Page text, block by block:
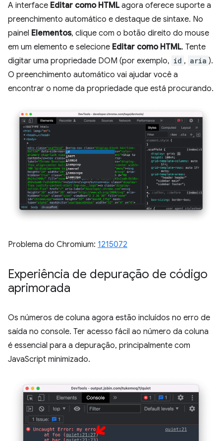
A interface Editar como HTMLagora oferece suporte a
preenchimento automático e destaque de sintaxe. No
painel Elementos, clique com o botão direito do mouse
em um elemento e selecione Editar como HTML. Tente
digitar uma propriedade DOM (por exemplo, id , aria ).
O preenchimento automático vai ajudar você a
encontrar o nome da propriedade que está procurando.
Problema do Chromium: 1215072
Experiência de depuração de código
aprimorada
Os números de coluna agora estão incluídos no erro de
saída no console. Ter acesso fácil ao número da coluna
é essencial para a depuração, principalmente com
JavaScript minimizado.